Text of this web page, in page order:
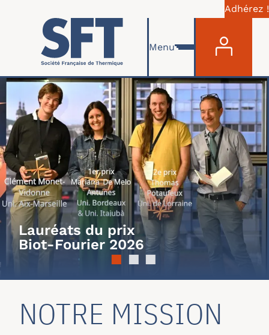
Skip to main content
Adhérez !
Menu
Lauréats du prix
Biot-Fourier 2026
NOTRE MISSION